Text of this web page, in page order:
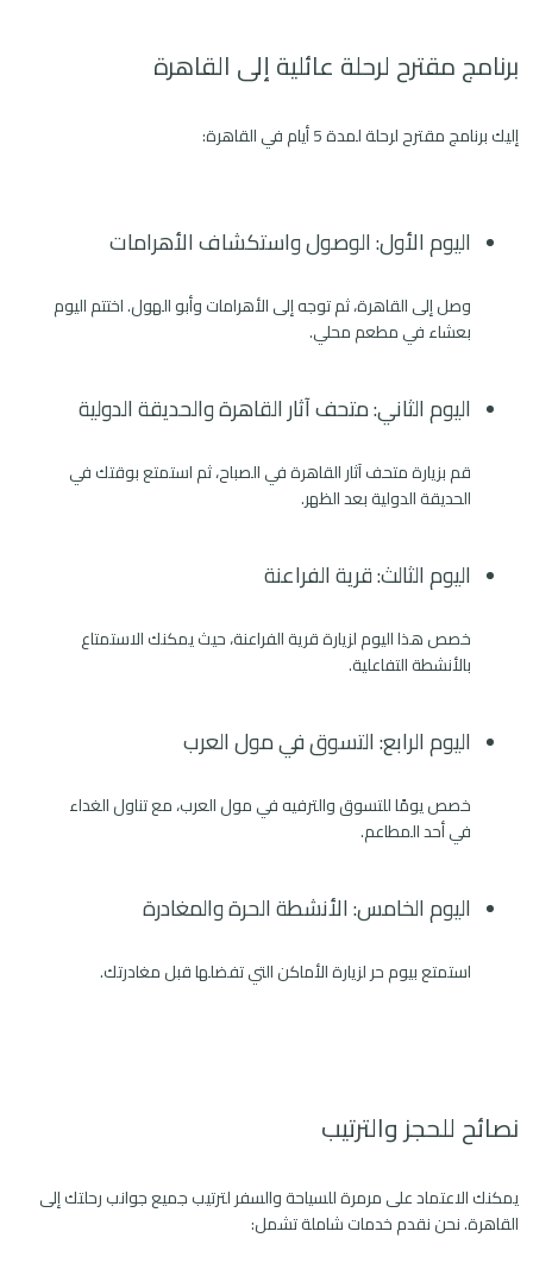
برنامج مقترح لرحلة عائلية إلى القاهرة
إليك برنامج مقترح لرحلة لمدة 5 أيام في القاهرة:
اليوم الأول: الوصول واستكشاف الأهرامات
وصل إلى القاهرة، ثم توجه إلى الأهرامات وأبو الهول. اختتم اليوم
بعشاء في مطعم محلي.
اليوم الثاني: متحف آثار القاهرة والحديقة الدولية
قم بزيارة متحف آثار القاهرة في الصباح، ثم استمتع بوقتك في
الحديقة الدولية بعد الظهر.
اليوم الثالث: قرية الفراعنة
خصص هذا اليوم لزيارة قرية الفراعنة، حيث يمكنك الاستمتاع
بالأنشطة التفاعلية.
اليوم الرابع: التسوق في مول العرب
خصص يومًا للتسوق والترفيه في مول العرب، مع تناول الغداء
في أحد المطاعم.
اليوم الخامس: الأنشطة الحرة والمغادرة
استمتع بيوم حر لزيارة الأماكن التي تفضلها قبل مغادرتك.
نصائح للحجز والترتيب
يمكنك الاعتماد على مرمرة للسياحة والسفر لترتيب جميع جوانب رحلتك إلى
القاهرة. نحن نقدم خدمات شاملة تشمل: